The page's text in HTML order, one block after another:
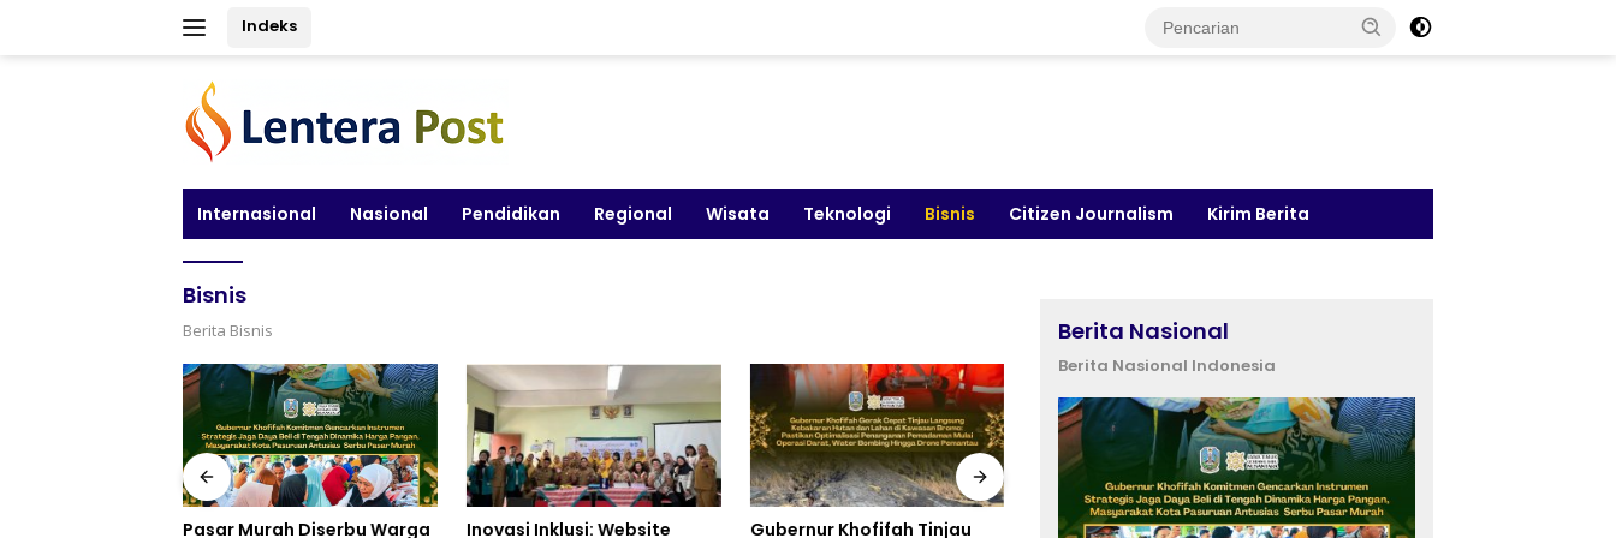
Indeks
Internasional Nasional Pendidikan Regional Wisata Teknologi Bisnis Citizen Journalism Kirim Berita
Bisnis
Berita Bisnis
Inovasi Inklusi: Website
Gubernur Khofifah Tinjau
Implementasi Aplikasi
Indonesia Bangun AI Factory
Gubernur Khofifah
Berita Nasional
Berita Nasional Indonesia